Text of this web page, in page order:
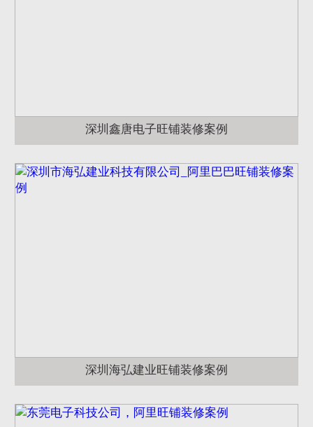
深圳鑫唐电子旺铺装修案例
深圳海弘建业旺铺装修案例